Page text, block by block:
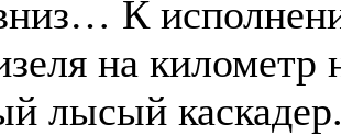
К
на километр
лысый